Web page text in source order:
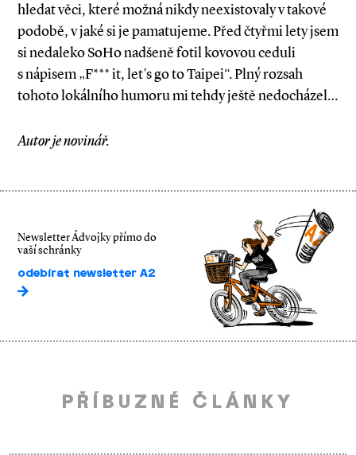
hledat věci, které možná nikdy neexistovaly v takové
podobě, v jaké si je pamatujeme. Před čtyřmi lety jsem
si nedaleko SoHo nadšeně fotil kovovou ceduli
s nápisem „F*** it, let’s go to Taipei“. Plný rozsah
tohoto lokálního humoru mi tehdy ještě nedocházel…
Autor je novinář.
Newsletter Ádvojky přímo do
vaší schránky
odebírat newsletter A2
PŘÍBUZNÉ ČLÁNKY